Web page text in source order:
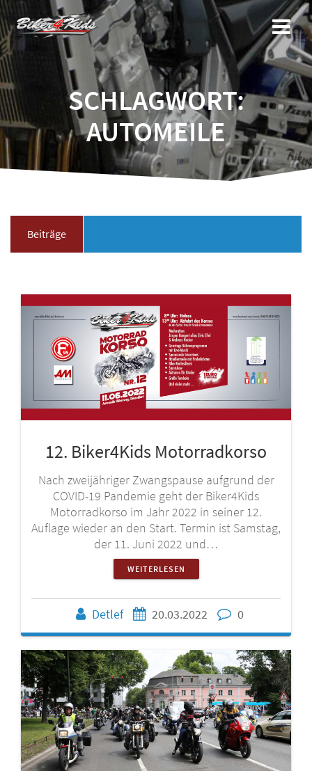
Zum
Inhalt
springen
SCHLAGWORT:
AUTOMEILE
Beiträge
12. Biker4Kids Motorradkorso
Nach zweijähriger Zwangspause aufgrund der
COVID-19 Pandemie geht der Biker4Kids
Motorradkorso im Jahr 2022 in seiner 12.
Auflage wieder an den Start. Termin ist Samstag,
der 11. Juni 2022 und…
WEITERLESEN
Detlef 20.03.2022 0